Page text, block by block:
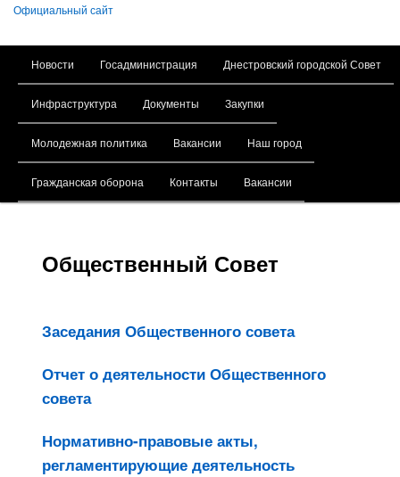
Официальный сайт
Перейти к основному содержимому
Новости Госадминистрация Днестровский городской Совет
Инфраструктура Документы Закупки
Молодежная политика Вакансии Наш город
Гражданская оборона Контакты Вакансии
Общественный Совет
Заседания Общественного совета
Отчет о деятельности Общественного
совета
Нормативно-правовые акты,
регламентирующие деятельность